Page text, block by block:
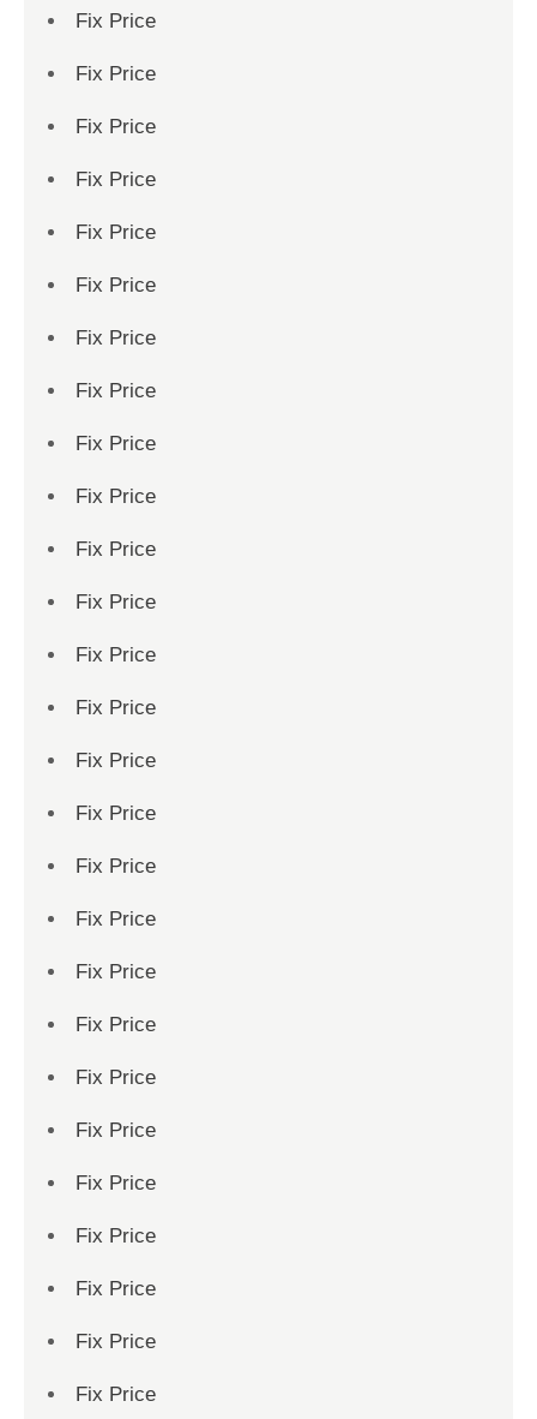
Fix Price
Fix Price
Fix Price
Fix Price
Fix Price
Fix Price
Fix Price
Fix Price
Fix Price
Fix Price
Fix Price
Fix Price
Fix Price
Fix Price
Fix Price
Fix Price
Fix Price
Fix Price
Fix Price
Fix Price
Fix Price
Fix Price
Fix Price
Fix Price
Fix Price
Fix Price
Fix Price